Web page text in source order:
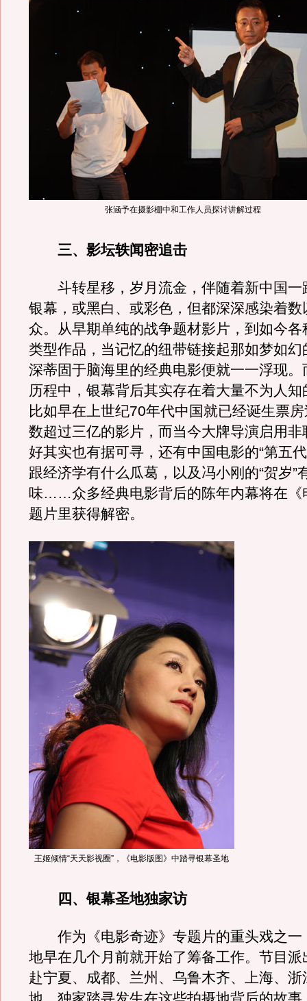
张涵予在摄影棚中和工作人员探讨讲解过程
三、影坛轶闻密追击
斗转星移，岁月流金，伴随着新中国一
银幕，或黑白、或彩色，但都深深感染着数
众。从早期单纯的战争题材影片，到如今各
类型作品，当记忆的纽带链接起那如梦如幻
深蒂固于脑海里的经典电影便就一一浮现。
历程中，银幕背后其实存在着大量不为人
比如早在上世纪70年代中国就已经诞生票
数超过三亿的影片，而当今大牌导演启用非
好其实也有据可寻，还有中国电影的“第五
跟经济学有什么瓜葛，以及冯小刚的“贺岁”
味……众多经典电影背后的陈年内幕将在《
题片里获得解密。
王姬倾情“天天影视圈”，《电影版图》中踏寻银幕圣地
四、银幕圣地独家访
作为《电影奇迹》专题片的重头戏之一
地早在几个月前就开始了筹备工作。节目派
赴宁夏、成都、兰州、乌鲁木齐、上海、浙